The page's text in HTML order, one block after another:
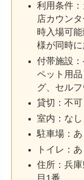
利用条件
店カウン
時入場可
様が同時に
付帯施設：
ペット用
グ、セル
貸切：不可
室内：なし
駐車場：あ
トイレ：あ
住所：兵
目1番